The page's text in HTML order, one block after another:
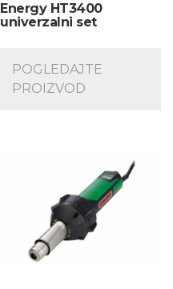
Energy HT3400
univerzalni set
POGLEDAJTE
PROIZVOD